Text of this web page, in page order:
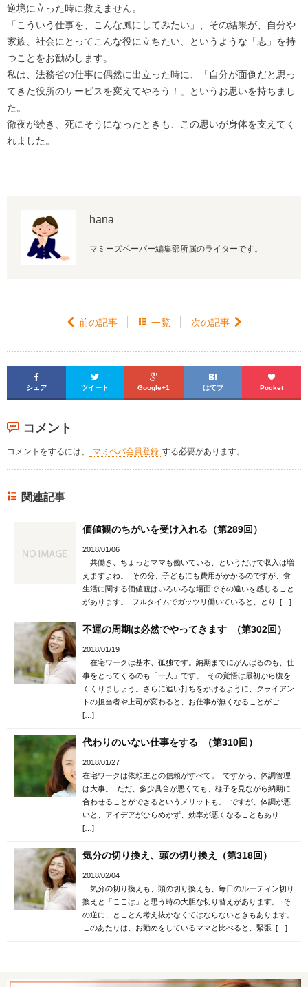
逆境に立った時に救えません。
「こういう仕事を、こんな風にしてみたい」、その結果が、自分や
家族、社会にとってこんな役に立ちたい、というような「志」を持
つことをお勧めします。
私は、法務省の仕事に偶然に出立った時に、「自分が面倒だと思っ
てきた役所のサービスを変えてやろう！」というお思いを持ちまし
た。
徹夜が続き、死にそうになったときも、この思いが身体を支えてく
れました。
hana
マミーズペーパー編集部所属のライターです。
 前の記事  一覧 次の記事 

シェア

ツイート

Google+1

はてブ

Pocket
コメント
コメントをするには、 マミペパ会員登録 する必要があります。
関連記事
価値観のちがいを受け入れる（第289回）
2018/01/06
共働き、ちょっとママも働いている、というだけで収入は増
えますよね。 その分、子どもにも費用がかかるのですが、食
生活に関する価値観はいろいろな場面でその違いを感じること
があります。 フルタイムでガッツリ働いていると、とり […]
不運の周期は必然でやってきます （第302回）
2018/01/19
在宅ワークは基本、孤独です。納期までにがんばるのも、仕
事をとってくるのも「一人」です。 その覚悟は最初から腹を
くくりましょう。さらに追い打ちをかけるように、クライアン
トの担当者や上司が変わると、お仕事が無くなることがご
[…]
代わりのいない仕事をする （第310回）
2018/01/27
在宅ワークは依頼主との信頼がすべて。 ですから、体調管理
は大事。 ただ、多少具合が悪くても、様子を見ながら納期に
合わせることができるというメリットも。 ですが、体調が悪
いと、アイデアがひらめかず、効率が悪くなることもあり
[…]
気分の切り換え、頭の切り換え（第318回）
2018/02/04
気分の切り換えも、頭の切り換えも、毎日のルーティン切り
換えと「ここは」と思う時の大胆な切り替えがあります。 そ
の逆に、とことん考え抜かなくてはならないときもあります。
このあたりは、お勤めをしているママと比べると、緊張 […]